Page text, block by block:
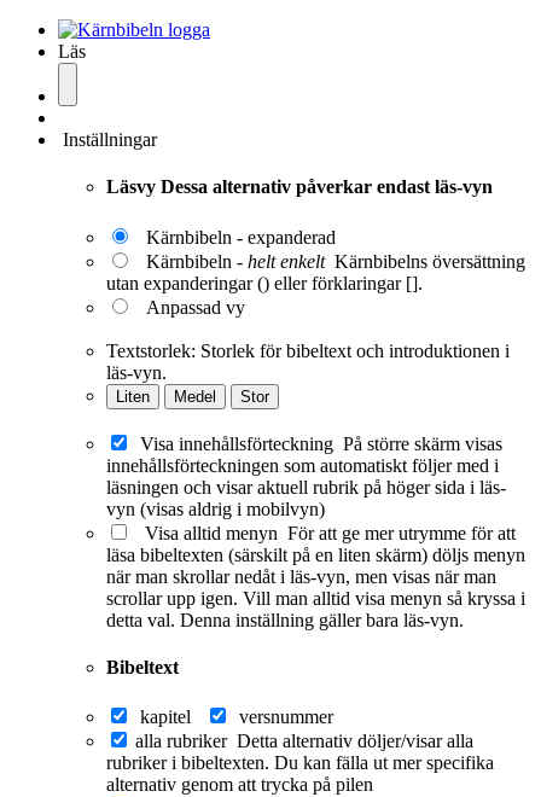
Läs
Inställningar
Läsvy Dessa alternativ påverkar endast läs-vyn
Kärnbibeln - expanderad
Kärnbibeln - helt enkelt Kärnbibelns översättning
utan expanderingar () eller förklaringar [].
Anpassad vy
Textstorlek: Storlek för bibeltext och introduktionen i
läs-vyn.
Liten Medel Stor
Visa innehållsförteckning På större skärm visas
innehållsförteckningen som automatiskt följer med i
läsningen och visar aktuell rubrik på höger sida i läs-
vyn (visas aldrig i mobilvyn)
Visa alltid menyn För att ge mer utrymme för att
läsa bibeltexten (särskilt på en liten skärm) döljs menyn
när man skrollar nedåt i läs-vyn, men visas när man
scrollar upp igen. Vill man alltid visa menyn så kryssa i
detta val. Denna inställning gäller bara läs-vyn.
Bibeltext
kapitel
versnummer
alla rubriker Detta alternativ döljer/visar alla
rubriker i bibeltexten. Du kan fälla ut mer specifika
alternativ genom att trycka på pilen